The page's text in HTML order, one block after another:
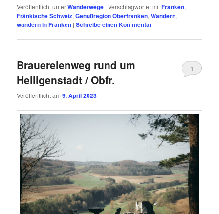
Veröffentlicht unterWanderwege |Verschlagwortet mitFranken,
Fränkische Schweiz,Genußregion Oberfranken,Wandern,
wandern in Franken |Schreibe einen Kommentar
Brauereienweg rund um
Heiligenstadt / Obfr.
Veröffentlicht am9. April 2023
1